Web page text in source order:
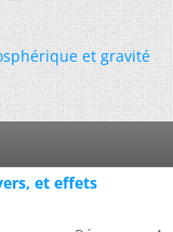
et gravité
et effets